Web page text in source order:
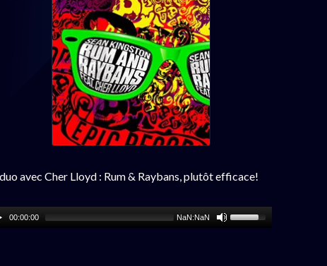
avec Cher Lloyd : Rum & Raybans, plutôt efficace!
00:00:00 NaN:NaN